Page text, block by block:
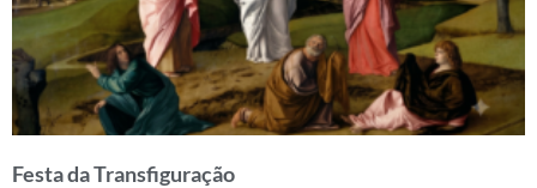
Festa da Transfiguração